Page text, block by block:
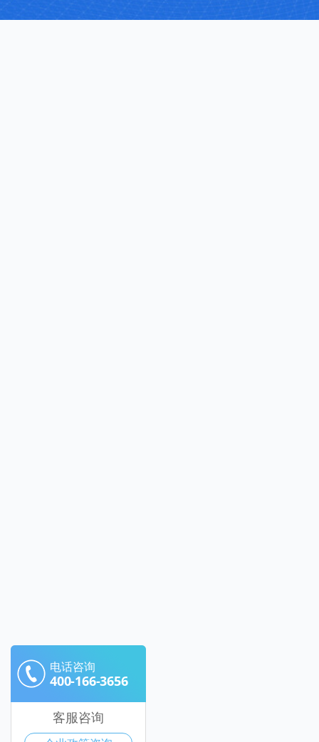
电话咨询
400-166-3656
客服咨询